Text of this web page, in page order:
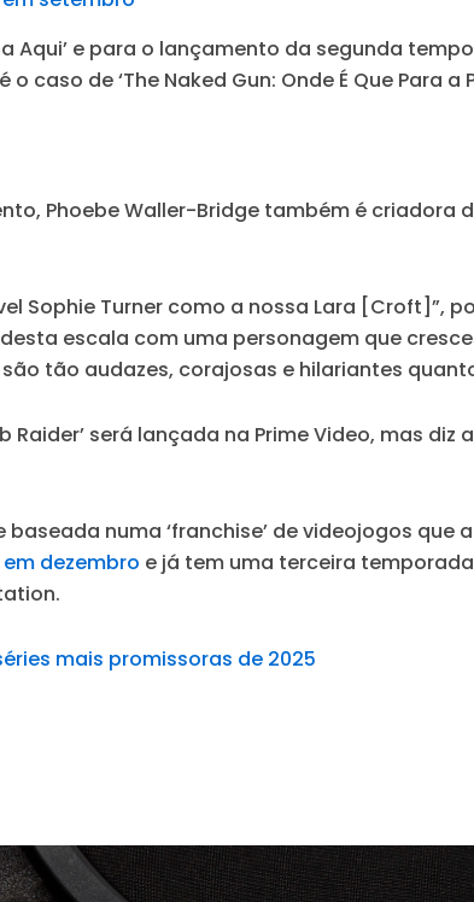
e para o lançamento da segunda
de ‘The Naked Gun: Onde É Que Para a
Phoebe Waller-Bridge também é criadora
Sophie Turner como a nossa Lara [Croft]”,
escala com uma personagem que
tão audazes, corajosas e hilariantes
será lançada na Prime Video, mas diz a
baseada numa ‘franchise’ de videojogos que
dezembro e já tem uma terceira
mais promissoras de 2025